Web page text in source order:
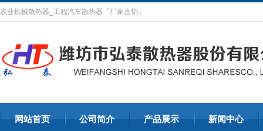
农业机械散热器_工程汽车散热器「厂家直销」
网站首页 公司简介 产品展示 新闻中心